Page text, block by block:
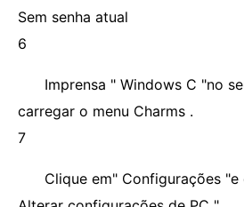
Sem senha atual
6
Imprensa " Windows C "no
carregar o menu Charms .
7
Clique em" Configurações